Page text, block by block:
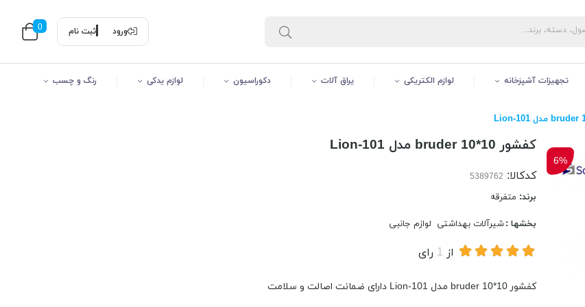
ورود ثبت نام 0
تجهیزات آشپزخانه لوازم الکتریکی یراق آلات دکوراسیون لوازم یدکی رنگ و چسب
6%
کفشور 10*10 bruder مدل Lion-101
کدکالا:
برند: متفرقه
بخشها :شیرآلات بهداشتی لوازم جانبی
از 1 رای
کفشور 10*10 bruder مدل Lion-101 دارای ضمانت اصالت و سلامت